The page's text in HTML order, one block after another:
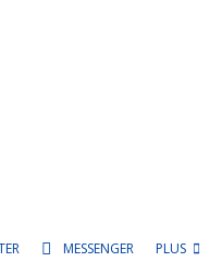
MESSENGER PLUS